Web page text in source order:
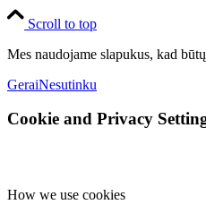
Scroll to top
Mes naudojame slapukus, kad
GeraiNesutinku
Cookie and Privacy
How we use cookies